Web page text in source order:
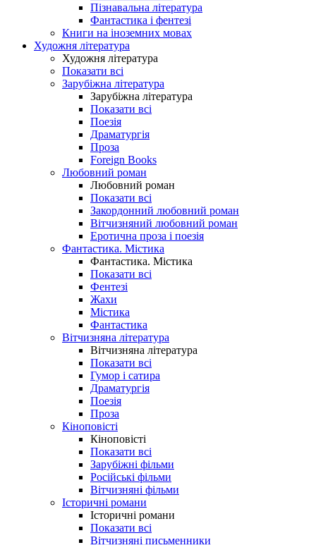
Пізнавальна література
Фантастика і фентезі
Книги на іноземних мовах
Художня література
Художня література
Показати всі
Зарубіжна література
Зарубіжна література
Показати всі
Поезія
Драматургія
Проза
Foreign Books
Любовний роман
Любовний роман
Показати всі
Закордонний любовний роман
Вітчизняний любовний роман
Еротична проза і поезія
Фантастика. Містика
Фантастика. Містика
Показати всі
Фентезі
Жахи
Містика
Фантастика
Вітчизняна література
Вітчизняна література
Показати всі
Гумор і сатира
Драматургія
Поезія
Проза
Кіноповісті
Кіноповісті
Показати всі
Зарубіжні фільми
Російські фільми
Вітчизняні фільми
Історичні романи
Історичні романи
Показати всі
Вітчизняні письменники